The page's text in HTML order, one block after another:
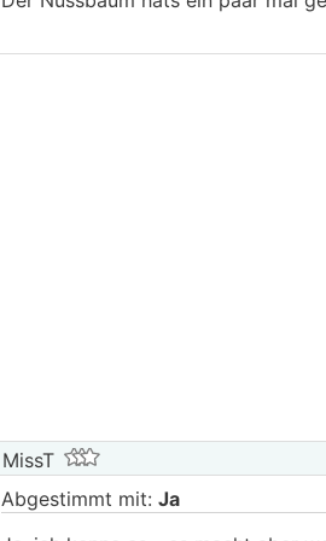
MissT
Abgestimmt mit: Ja